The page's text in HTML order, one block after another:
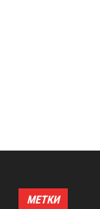
МЕТКИ